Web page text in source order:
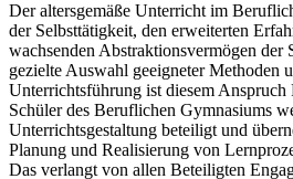
Der altersgemäße Unterricht im
der Selbsttätigkeit, den erweiterten
wachsenden Abstraktionsvermögen der
gezielte Auswahl geeigneter Methoden
Unterrichtsführung ist diesem
Schüler des Beruflichen Gymnasiums
Unterrichtsgestaltung beteiligt und
Planung und Realisierung von
Das verlangt von allen Beteiligten